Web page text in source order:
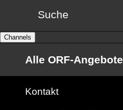
Suche
Channels
Alle ORF-Angebote
Kontakt